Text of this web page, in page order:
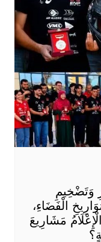
وَتَضْخِيمِ
الْفَضَاءِ،
مَشَارِيعَ